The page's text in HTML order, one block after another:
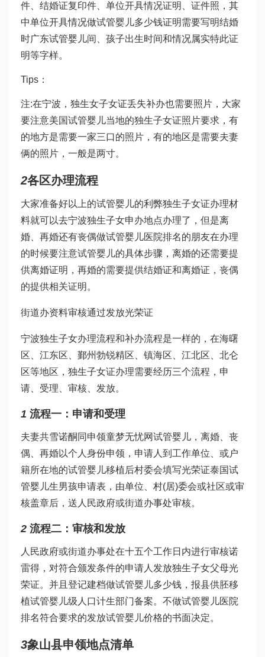
件、结婚证复印件、单位开具情况证明、证件照，其
中单位开具情况做试管婴儿多少钱证明需要写明结婚
时广东试管婴儿间、孩子出生时间和情况属实特此证
明等字样。
Tips：
注:在宁波，独生女子女证丢失补办也需要照片，大家
要注意美国试管婴儿当地的独生子女证照片要求，有
的地方是需要一家三口的照片，有的地区是需要夫妻
俩的照片，一般是两寸。
2各区办理流程
大家准备好以上的试管婴儿的利弊独生子女证办理材
料就可以去宁波独生子女申办地点办理了，但是离
婚、再婚还有丧偶做试管婴儿医院排名的朋友在办理
的时候要注意试管婴儿的具体步骤 ，离婚的还需要提
供离婚证明，再婚的需要提供结婚证和离婚证，丧偶
的提供相关证明。
街道办资料审核通过发放光荣证
宁波独生子女办理流程和补办流程是一样的，在海曙
区、江东区、鄞州勃锐精区、镇海区、江北区、北仑
区等地区，独生子女证办理需要经历三个流程，申
请、受理、审核、发放。
1 流程一：申请和受理
夫妻共雪诺酮 同申领童梦无忧网试管婴儿 ，离婚、丧
偶、再婚以个人身份申领，申请人到工作单位、或户
籍所在地的试管婴儿移植后村委会填写光荣证泰国试
管婴儿生男孩申请表，由单位、村(居)委会或社区或审
核盖章后，送人民政府或街道办事处审核。
2 流程二：审核和发放
人民政府或街道办事处在十五个工作日内进行审核诺
雷得 ，对符合颁发条件的申请人发放独生子女父母光
荣证。并且登记建档做试管婴儿多少钱 ，报县供胚移
植试管婴儿级人口计生部门备案。不做试管婴儿医院
排名符合要求的发放试管婴儿价格的书面决定。
3象山县申领地点清单